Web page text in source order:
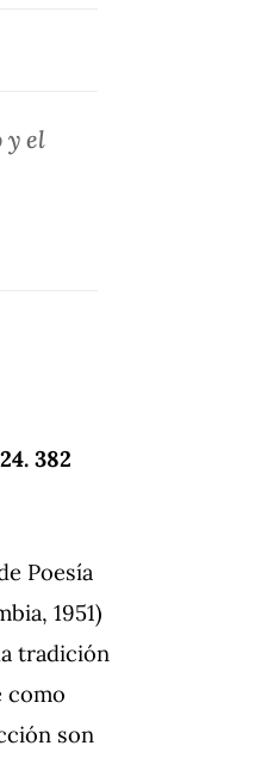
y el
382
Poesía
1951)
tradición
como
son